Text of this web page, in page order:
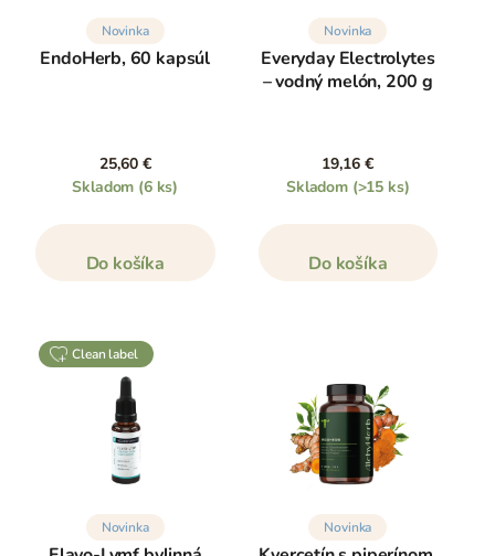
Novinka
EndoHerb, 60 kapsúl
25,60 €
Skladom (6 ks)
Do košíka
Novinka
Everyday Electrolytes
– vodný melón, 200 g
19,16 €
Skladom (>15 ks)
Do košíka
clean label
Novinka Novinka